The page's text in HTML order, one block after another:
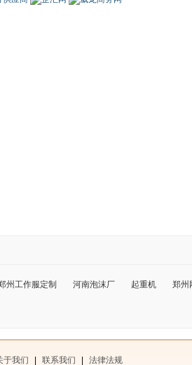
州工作服定制 河南泡沫厂 起重机 郑州
于我们 联系我们 法律法规